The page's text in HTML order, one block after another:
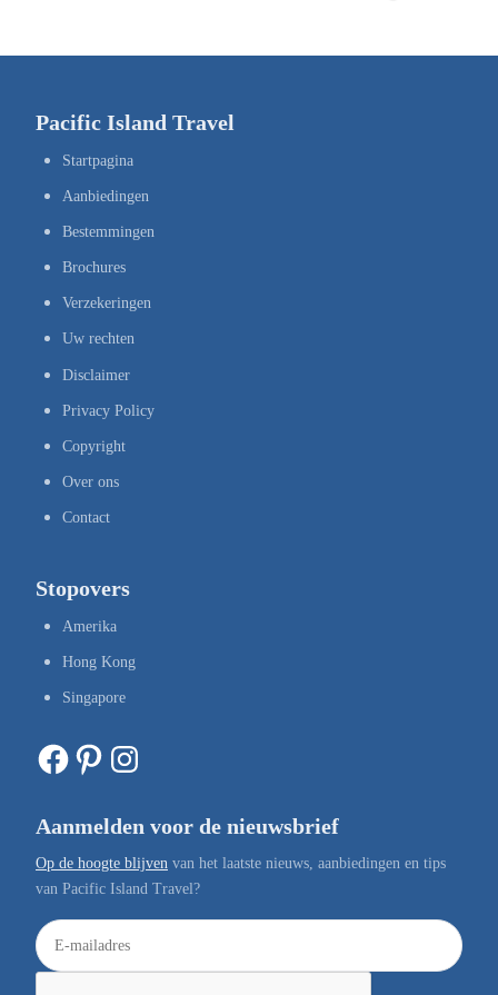
Pacific Island Travel
Startpagina
Aanbiedingen
Bestemmingen
Brochures
Verzekeringen
Uw rechten
Disclaimer
Privacy Policy
Copyright
Over ons
Contact
Stopovers
Amerika
Hong Kong
Singapore
Facebook Pinterest Instagram
Aanmelden voor de nieuwsbrief
Op de hoogte blijven van het laatste nieuws, aanbiedingen en tips
van Pacific Island Travel?
E
-